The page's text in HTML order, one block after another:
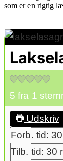
som er en rigtig
5 fra 1
Udskriv
Forb. tid: 30
Tilb. tid: 30